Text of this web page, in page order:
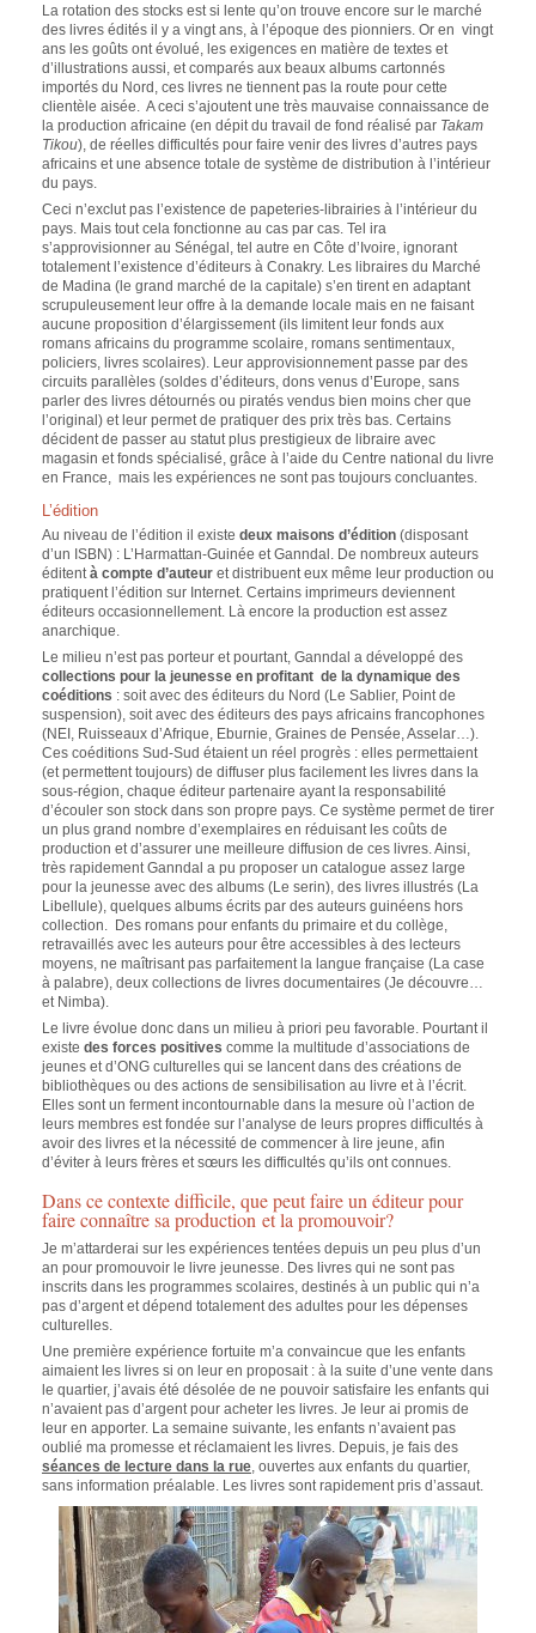
La rotation des stocks est si lente qu’on trouve encore sur le marché
des livres édités il y a vingt ans, à l’époque des pionniers. Or en vingt
ans les goûts ont évolué, les exigences en matière de textes et
d’illustrations aussi, et comparés aux beaux albums cartonnés
importés du Nord, ces livres ne tiennent pas la route pour cette
clientèle aisée. A ceci s’ajoutent une très mauvaise connaissance de
la production africaine (en dépit du travail de fond réalisé par Takam
Tikou), de réelles difficultés pour faire venir des livres d’autres pays
africains et une absence totale de système de distribution à l’intérieur
du pays.
Ceci n’exclut pas l’existence de papeteries-librairies à l’intérieur du
pays. Mais tout cela fonctionne au cas par cas. Tel ira
s’approvisionner au Sénégal, tel autre en Côte d’Ivoire, ignorant
totalement l’existence d’éditeurs à Conakry. Les libraires du Marché
de Madina (le grand marché de la capitale) s’en tirent en adaptant
scrupuleusement leur offre à la demande locale mais en ne faisant
aucune proposition d’élargissement (ils limitent leur fonds aux
romans africains du programme scolaire, romans sentimentaux,
policiers, livres scolaires). Leur approvisionnement passe par des
circuits parallèles (soldes d’éditeurs, dons venus d’Europe, sans
parler des livres détournés ou piratés vendus bien moins cher que
l’original) et leur permet de pratiquer des prix très bas. Certains
décident de passer au statut plus prestigieux de libraire avec
magasin et fonds spécialisé, grâce à l’aide du Centre national du livre
en France, mais les expériences ne sont pas toujours concluantes.
L’édition
Au niveau de l’édition il existe deux maisons d’édition (disposant
d’un ISBN) : L’Harmattan-Guinée et Ganndal. De nombreux auteurs
éditentà compte d’auteur et distribuent eux même leur production ou
pratiquent l’édition sur Internet. Certains imprimeurs deviennent
éditeurs occasionnellement. Là encore la production est assez
anarchique.
Le milieu n’est pas porteur et pourtant, Ganndal a développé des
collections pour la jeunesse en profitant de la dynamique des
coéditions : soit avec des éditeurs du Nord (Le Sablier, Point de
suspension), soit avec des éditeurs des pays africains francophones
(NEI, Ruisseaux d’Afrique, Eburnie, Graines de Pensée, Asselar…).
Ces coéditions Sud-Sud étaient un réel progrès : elles permettaient
(et permettent toujours) de diffuser plus facilement les livres dans la
sous-région, chaque éditeur partenaire ayant la responsabilité
d’écouler son stock dans son propre pays. Ce système permet de tirer
un plus grand nombre d’exemplaires en réduisant les coûts de
production et d’assurer une meilleure diffusion de ces livres. Ainsi,
très rapidement Ganndal a pu proposer un catalogue assez large
pour la jeunesse avec des albums (Le serin), des livres illustrés (La
Libellule), quelques albums écrits par des auteurs guinéens hors
collection. Des romans pour enfants du primaire et du collège,
retravaillés avec les auteurs pour être accessibles à des lecteurs
moyens, ne maîtrisant pas parfaitement la langue française (La case
à palabre), deux collections de livres documentaires (Je découvre…
et Nimba).
Le livre évolue donc dans un milieu à priori peu favorable. Pourtant il
existe des forces positives comme la multitude d’associations de
jeunes et d’ONG culturelles qui se lancent dans des créations de
bibliothèques ou des actions de sensibilisation au livre et à l’écrit.
Elles sont un ferment incontournable dans la mesure où l’action de
leurs membres est fondée sur l’analyse de leurs propres difficultés à
avoir des livres et la nécessité de commencer à lire jeune, afin
d’éviter à leurs frères et sœurs les difficultés qu’ils ont connues.
Dans ce contexte difficile, que peut faire un éditeur pour
faire connaître sa production et la promouvoir?
Je m’attarderai sur les expériences tentées depuis un peu plus d’un
an pour promouvoir le livre jeunesse. Des livres qui ne sont pas
inscrits dans les programmes scolaires, destinés à un public qui n’a
pas d’argent et dépend totalement des adultes pour les dépenses
culturelles.
Une première expérience fortuite m’a convaincue que les enfants
aimaient les livres si on leur en proposait : à la suite d’une vente dans
le quartier, j’avais été désolée de ne pouvoir satisfaire les enfants qui
n’avaient pas d’argent pour acheter les livres. Je leur ai promis de
leur en apporter. La semaine suivante, les enfants n’avaient pas
oublié ma promesse et réclamaient les livres. Depuis, je fais des
séances de lecture dans la rue, ouvertes aux enfants du quartier,
sans information préalable. Les livres sont rapidement pris d’assaut.